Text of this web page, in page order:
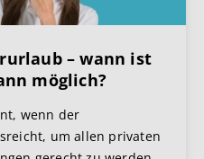
– wann ist
möglich?
wenn der
um allen privaten